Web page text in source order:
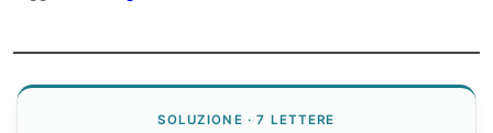
SOLUZIONE · 7 LETTERE